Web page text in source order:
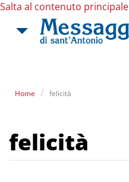
Salta al contenuto principale
Home felicità
felicità